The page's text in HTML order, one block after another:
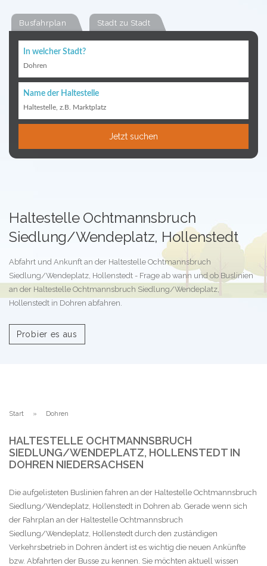
Busfahrplan Stadt zu Stadt
In welcher Stadt?
Dohren
Name der Haltestelle
Haltestelle, z.B. Marktplatz
Jetzt suchen
Haltestelle Ochtmannsbruch
Siedlung/Wendeplatz, Hollenstedt
Abfahrt und Ankunft an der Haltestelle Ochtmannsbruch
Siedlung/Wendeplatz, Hollenstedt - Frage ab wann und ob Buslinien
an der Haltestelle Ochtmannsbruch Siedlung/Wendeplatz,
Hollenstedt in Dohren abfahren.
Probier es aus
Start Dohren
HALTESTELLE OCHTMANNSBRUCH
SIEDLUNG/WENDEPLATZ, HOLLENSTEDT IN
DOHREN NIEDERSACHSEN
Die aufgelisteten Buslinien fahren an der Haltestelle Ochtmannsbruch
Siedlung/Wendeplatz, Hollenstedt in Dohren ab. Gerade wenn sich
der Fahrplan an der Haltestelle Ochtmannsbruch
Siedlung/Wendeplatz, Hollenstedt durch den zuständigen
Verkehrsbetrieb in Dohren ändert ist es wichtig die neuen Ankünfte
bzw. Abfahrten der Busse zu kennen. Sie möchten aktuell wissen